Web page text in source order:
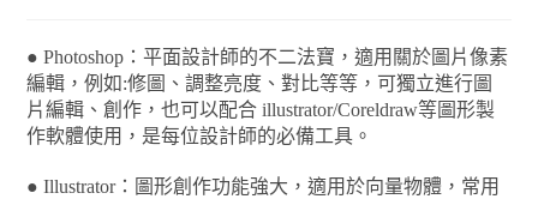
● Photoshop：平面設計師的不二法寶，適用關於圖片像素
編輯，例如:修圖、調整亮度、對比等等，可獨立進行圖
片編輯、創作，也可以配合 illustrator/Coreldraw等圖形製
作軟體使用，是每位設計師的必備工具。
● Illustrator：圖形創作功能強大，適用於向量物體，常用